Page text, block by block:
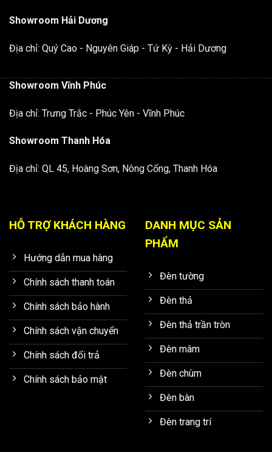
Showroom Hải Dương
Địa chỉ: Quý Cao - Nguyên Giáp - Tứ Kỳ - Hải Dương
Showroom Vĩnh Phúc
Địa chỉ: Trưng Trắc - Phúc Yên - Vĩnh Phúc
Showroom Thanh Hóa
Địa chỉ: QL 45, Hoàng Sơn, Nông Cống, Thanh Hóa
HỖ TRỢ KHÁCH HÀNG
Hướng dẫn mua hàng
Chính sách thanh toán
Chính sách bảo hành
Chính sách vận chuyển
Chính sách đổi trả
Chính sách bảo mật
DANH MỤC SẢN
PHẨM
Đèn tường
Đèn thả
Đèn thả trần tròn
Đèn mâm
Đèn chùm
Đèn bàn
Đèn trang trí